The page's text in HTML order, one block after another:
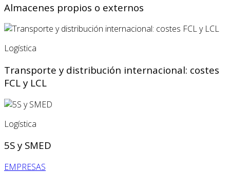
Almacenes propios o externos
Logística
Transporte y distribución internacional: costes
FCL y LCL
Logística
5S y SMED
EMPRESAS